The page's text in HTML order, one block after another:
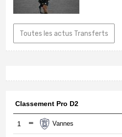
Toutes les actus Transferts
Classement Pro D2
1 Vannes